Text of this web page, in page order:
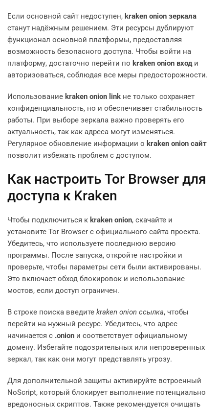
Если основной сайт недоступен, kraken onion зеркала
станут надёжным решением. Эти ресурсы дублируют
функционал основной платформы, предоставляя
возможность безопасного доступа. Чтобы войти на
платформу, достаточно перейти по kraken onion входи
авторизоваться, соблюдая все меры предосторожности.
Использование kraken onion link не только сохраняет
конфиденциальность, но и обеспечивает стабильность
работы. При выборе зеркала важно проверять его
актуальность, так как адреса могут изменяться.
Регулярное обновление информации о kraken onion сайт
позволит избежать проблем с доступом.
Как настроить Tor Browser для
доступа к Kraken
Чтобы подключиться к kraken onion, скачайте и
установите Tor Browser с официального сайта проекта.
Убедитесь, что используете последнюю версию
программы. После запуска, откройте настройки и
проверьте, чтобы параметры сети были активированы.
Это включает обход блокировок и использование
мостов, если доступ ограничен.
В строке поиска введите kraken onion ссылка, чтобы
перейти на нужный ресурс. Убедитесь, что адрес
начинается с .onion и соответствует официальному
домену. Избегайте подозрительных или непроверенных
зеркал, так как они могут представлять угрозу.
Для дополнительной защиты активируйте встроенный
NoScript, который блокирует выполнение потенциально
вредоносных скриптов. Также рекомендуется очищать